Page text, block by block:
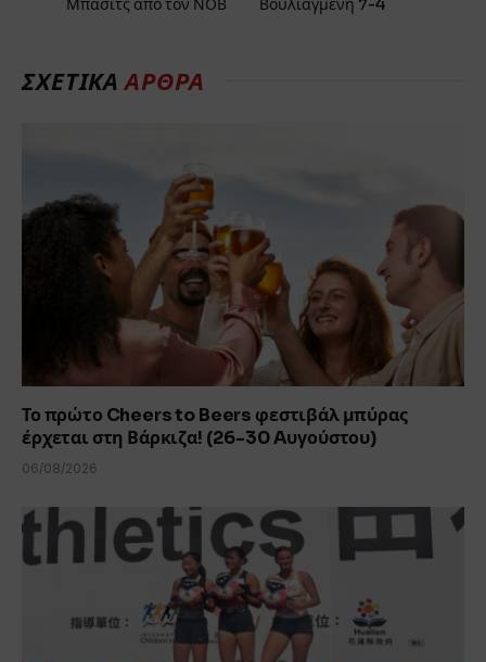
Μπάσιτς από τον ΝΟΒ Βουλιαγμένη 7-4
ΣΧΕΤΙΚΑΑΡΘΡΑ
Το πρώτο Cheers to Beers φεστιβάλ μπύρας
έρχεται στη Βάρκιζα! (26-30 Aυγούστου)
06/08/2026